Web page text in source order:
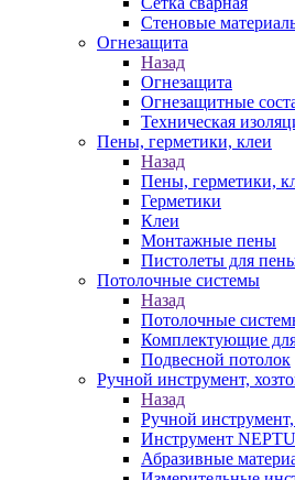
Стеновые
Огнезащита
Назад
Огнезащита
Огнезащитные
Техническая
Пены, герметики, клеи
Назад
Пены, герметики,
Герметики
Клеи
Монтажные пены
Пистолеты для
Потолочные системы
Назад
Потолочные
Комплектующие
Подвесной потолок
Ручной инструмент,
Назад
Ручной
Инструмент
Абразивные